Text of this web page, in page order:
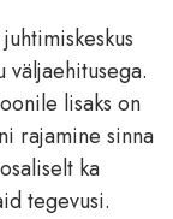
lisaks on
rajamine sinna
ka
tegevusi.